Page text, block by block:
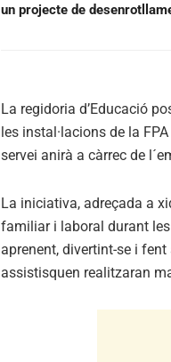
un projecte de
La regidoria d’Educació
les instal·lacions de la
servei anirà a càrrec de
La iniciativa, adreçada a
familiar i laboral durant
aprenent, divertint-se i
assistisquen realitzaran